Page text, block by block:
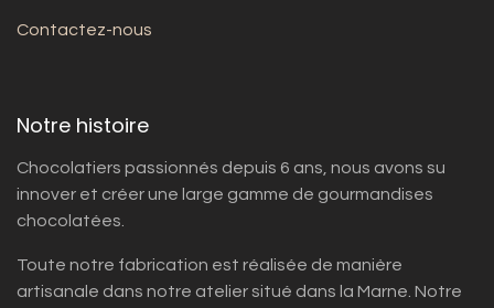
Contactez-nous
Notre histoire
Chocolatiers passionnés depuis 6 ans, nous avons su
innover et créer une large gamme de gourmandises
chocolatées.
Toute notre fabrication est réalisée de manière
artisanale dans notre atelier situé dans la Marne. Notre